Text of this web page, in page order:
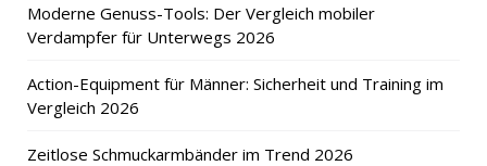
Moderne Genuss-Tools: Der Vergleich mobiler
Verdampfer für Unterwegs 2026
Action-Equipment für Männer: Sicherheit und Training im
Vergleich 2026
Zeitlose Schmuckarmbänder im Trend 2026